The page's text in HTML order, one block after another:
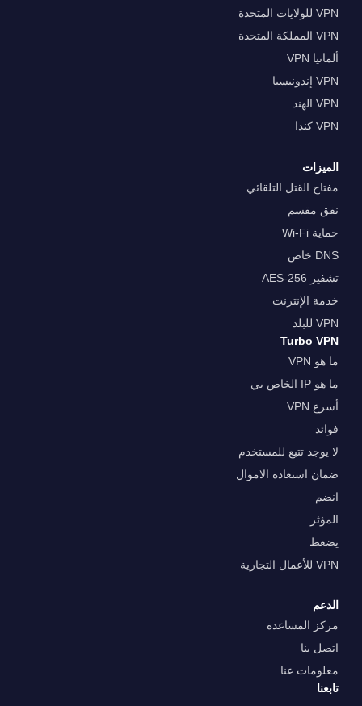
VPN للولايات المتحدة
VPN المملكة المتحدة
ألمانيا VPN
VPN إندونيسيا
VPN الهند
VPN كندا
الميزات
مفتاح القتل التلقائي
نفق مقسم
حماية Wi-Fi
DNS خاص
تشفير AES-256
خدمة الإنترنت
VPN للبلد
Turbo VPN
ما هو VPN
ما هو IP الخاص بي
أسرع VPN
فوائد
لا يوجد تتبع للمستخدم
ضمان استعادة الاموال
انضم
المؤثر
يضعط
VPN للأعمال التجارية
الدعم
مركز المساعدة
اتصل بنا
معلومات عنا
تابعنا